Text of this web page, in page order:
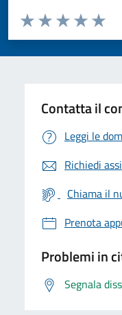
Valuta da 1 a 5 stelle la
Valuta 4
Valuta 3
Valuta 2 stelle su
Valuta 1 stelle su 5
Contatta il
Leggi le
Richiedi
Chiama il
Prenota
Problemi in
Segnala